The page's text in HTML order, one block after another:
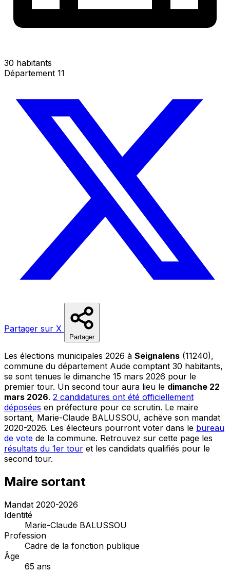
30 habitants
Département 11
Partager sur X
Partager
Les élections municipales 2026 à Seignalens (11240),
commune du département Aude comptant 30 habitants,
se sont tenues le dimanche 15 mars 2026 pour le
premier tour. Un second tour aura lieu le dimanche 22
mars 2026. 2 candidatures ont été officiellement
déposées en préfecture pour ce scrutin. Le maire
sortant, Marie-Claude BALUSSOU, achève son mandat
2020-2026. Les électeurs pourront voter dans le bureau
de vote de la commune. Retrouvez sur cette page les
résultats du 1er tour et les candidats qualifiés pour le
second tour.
Maire sortant
Mandat 2020-2026
Identité
Marie-Claude BALUSSOU
Profession
Cadre de la fonction publique
Âge
65 ans